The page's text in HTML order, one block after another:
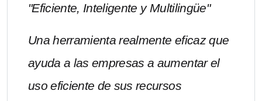
"Eficiente, Inteligente y Multilingüe"
Una herramienta realmente eficaz que
ayuda a las empresas a aumentar el
uso eficiente de sus recursos